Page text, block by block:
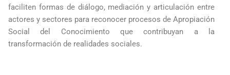
faciliten formas de diálogo, mediación y articulación entre
actores y sectores para reconocer procesos de Apropiación
Social del Conocimiento que contribuyan a la
transformación de realidades sociales.